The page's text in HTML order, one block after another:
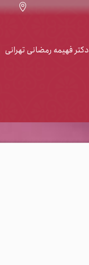

دکتر فهیمه رمضانی تهرانی